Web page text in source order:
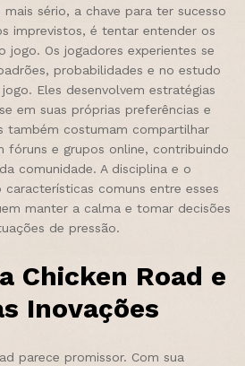
sério, a chave para ter sucesso
imprevistos, é tentar entender os
jogo. Os jogadores experientes se
probabilidades e no estudo
Eles desenvolvem estratégias
em suas próprias preferências e
também costumam compartilhar
fóruns e grupos online, contribuindo
comunidade. A disciplina e o
comuns entre esses
manter a calma e tomar decisões
de pressão.
Chicken Road e
Inovações
parece promissor. Com sua